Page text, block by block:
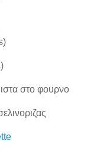
στο φουρνο